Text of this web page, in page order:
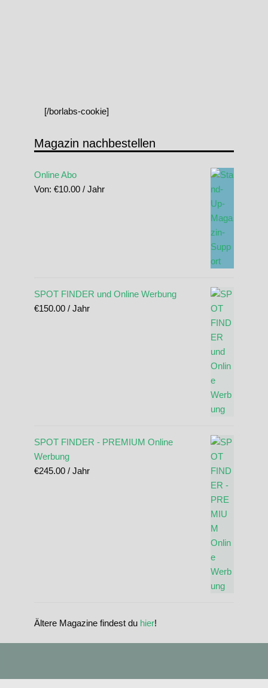
[/borlabs-cookie]
Magazin nachbestellen
Online Abo
Von: €10.00 / Jahr
SPOT FINDER und Online Werbung
€150.00 / Jahr
SPOT FINDER - PREMIUM Online
Werbung
€245.00 / Jahr
Ältere Magazine findest du hier!
Nov. 28
standupmagazin